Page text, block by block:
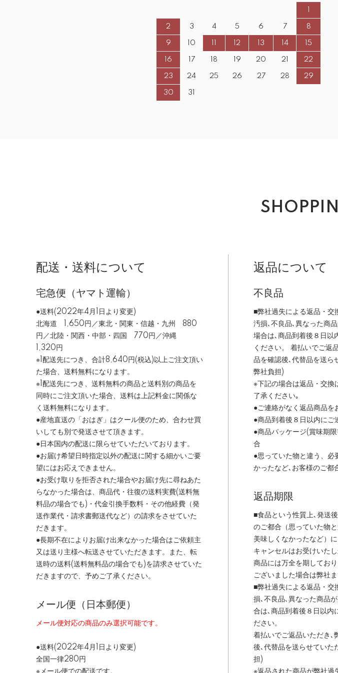
2 3 4 5 6 7 8
9 10 12 13 14 15
16 17 18 19 20 21 22
23 24 25 26 27 28 29
30 31
配送・送料について
宅急便（ヤマト運輸）
●送料(2022年4月1日より変更)
北海道 1,650円／東北・関東・信越・九州 880
円／北陸・関西・中部・四国 770円／沖縄
1,320円
※1配送先につき、合計8,640円(税込)以上ご注文頂い
た場合、送料無料になります。
※1配送先につき、送料無料の商品と送料別の商品を
同時にご注文頂いた場合、送料は上記料金に関係な
く送料無料になります。
●産地直送の「おはぎ」はクール便のため、合わせ買
いしても別で発送させて頂きます。
●日本国内の配送に限らせていただいております。
●お届け希望日時指定以外の配送に関する細かいご要
望にはお応えできません。
●お受け取りを拒否された場合やお届け先に尋ねあた
らなかった場合は、商品代・往復の送料実費(送料無
料品の場合でも)・代金引換手数料・その他経費（発
送作業代・請求書郵送代など）の請求をさせていた
だきます。
●長期不在によりお届け出来なかった場合はご依頼主
又は送り主様へ転送させていただきます。また、転
送時の送料(送料無料品の場合でも)を請求させていた
だきますので、予めご了承ください。
メール便（日本郵便）
メール便対応の商品のみ選択可能です。
●送料(2022年4月1日より変更)
全国一律280円
返品について
不良品
■弊社過失による返品・交
汚損､不良品､異なった商
場合は､商品到着後８日以
ください。 着払いでご返
品を確認後､代替品を送ら
弊社負担)
※下記の場合は返品・交換
了承ください｡
●ご連絡がなく返品商品を
●商品到着後８日以内にご
●商品パッケージ(賞味期
合
●思っていた物と違う、必
かったなど､お客様のご都
返品期限
■食品という性質上､発送
のご都合（思っていた物
美味しくなかったなど）
キャンセルはお受けいた
商品には万全を期してお
ございました場合は弊社
■弊社過失による返品・交
損､不良品､異なった商品
合は､商品到着後８日以内
ださい。
着払いでご返品いただき､
後､代替品を送らせていた
担)